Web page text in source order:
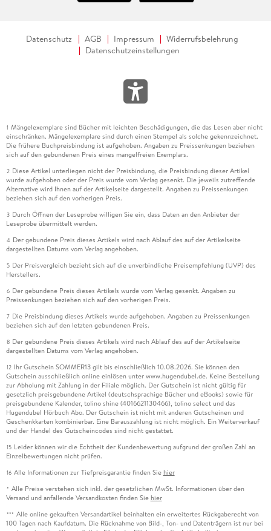
Datenschutz AGB Impressum
Widerrufsbelehrung
Datenschutzeinstellungen
1 Mängelexemplare sind Bücher mit leichten Beschädigungen, die das Lesen aber nicht
einschränken. Mängelexemplare sind durch einen Stempel als solche gekennzeichnet.
Die frühere Buchpreisbindung ist aufgehoben. Angaben zu Preissenkungen beziehen
sich auf den gebundenen Preis eines mangelfreien Exemplars.
2 Diese Artikel unterliegen nicht der Preisbindung, die Preisbindung dieser Artikel
wurde aufgehoben oder der Preis wurde vom Verlag gesenkt. Die jeweils zutreffende
Alternative wird Ihnen auf der Artikelseite dargestellt. Angaben zu Preissenkungen
beziehen sich auf den vorherigen Preis.
3 Durch Öffnen der Leseprobe willigen Sie ein, dass Daten an den Anbieter der
Leseprobe übermittelt werden.
4 Der gebundene Preis dieses Artikels wird nach Ablauf des auf der Artikelseite
dargestellten Datums vom Verlag angehoben.
5 Der Preisvergleich bezieht sich auf die unverbindliche Preisempfehlung (UVP) des
Herstellers.
6 Der gebundene Preis dieses Artikels wurde vom Verlag gesenkt. Angaben zu
Preissenkungen beziehen sich auf den vorherigen Preis.
7 Die Preisbindung dieses Artikels wurde aufgehoben. Angaben zu Preissenkungen
beziehen sich auf den letzten gebundenen Preis.
8 Der gebundene Preis dieses Artikels wird nach Ablauf des auf der Artikelseite
dargestellten Datums vom Verlag angehoben.
12 Ihr Gutschein SOMMER13 gilt bis einschließlich 10.08.2026. Sie können den
Gutschein ausschließlich online einlösen unter www.hugendubel.de. Keine Bestellung
zur Abholung mit Zahlung in der Filiale möglich. Der Gutschein ist nicht gültig für
gesetzlich preisgebundene Artikel (deutschsprachige Bücher und eBooks) sowie für
preisgebundene Kalender, tolino shine (4016621130466), tolino select und das
Hugendubel Hörbuch Abo. Der Gutschein ist nicht mit anderen Gutscheinen und
Geschenkkarten kombinierbar. Eine Barauszahlung ist nicht möglich. Ein Weiterverkauf
und der Handel des Gutscheincodes sind nicht gestattet.
15 Leider können wir die Echtheit der Kundenbewertung aufgrund der großen Zahl an
Einzelbewertungen nicht prüfen.
16 Alle Informationen zur Tiefpreisgarantie finden Sie hier
* Alle Preise verstehen sich inkl. der gesetzlichen MwSt. Informationen über den
Versand und anfallende Versandkosten finden Sie hier
*** Alle online gekauften Versandartikel beinhalten ein erweitertes Rückgaberecht von
100 Tagen nach Kaufdatum. Die Rücknahme von Bild-, Ton- und Datenträgern ist nur bei